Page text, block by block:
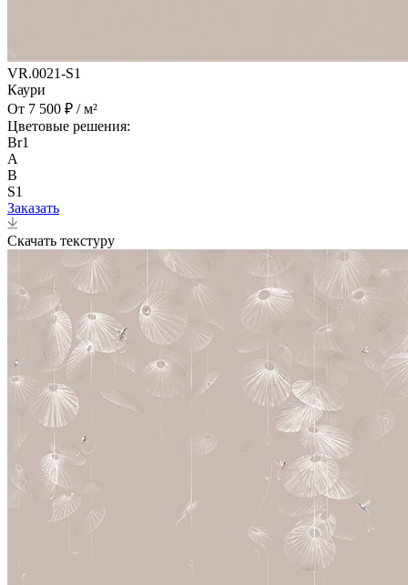
VR.0021-S1
Каури
От 7 500 ₽ / м²
Цветовые решения:
Br1
A
B
S1
Заказать
Скачать текстуру